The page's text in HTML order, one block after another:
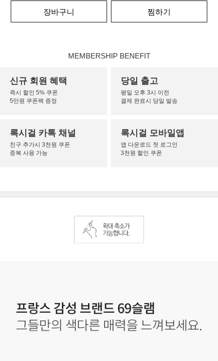
장바구니 찜하기
MEMBERSHIP BENEFIT
신규 회원 혜택
즉시 할인 5% 쿠폰
5만원 쿠폰팩 증정
당일 출고
평일 오후 3시 이전
결제 완료시 당일 발송
록시걸 카톡 채널
친구 추가시 3천원 쿠폰
중복 사용 가능
록시걸 모바일앱
앱 다운로드 첫 로그인
3천원 할인 쿠폰